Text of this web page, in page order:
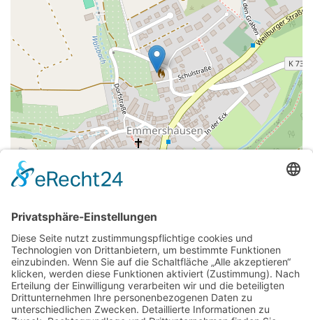
Leaflet|©OpenStreetMap